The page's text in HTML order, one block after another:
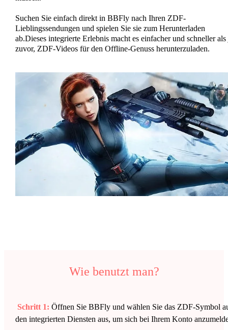
Suchen Sie einfach direkt in BBFly nach Ihren ZDF-
Lieblingssendungen und spielen Sie sie zum Herunterladen
ab.Dieses integrierte Erlebnis macht es einfacher und schneller als
zuvor, ZDF-Videos für den Offline-Genuss herunterzuladen.
Wie benutzt man?
Schritt 1: Öffnen Sie BBFly und wählen Sie das ZDF-Symbol
den integrierten Diensten aus, um sich bei Ihrem Konto